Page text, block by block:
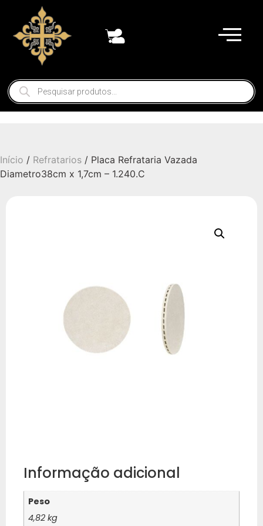
Início / Refratarios / Placa Refrataria Vazada
Diametro38cm x 1,7cm – 1.240.C
Informação adicional
Peso
4,82 kg